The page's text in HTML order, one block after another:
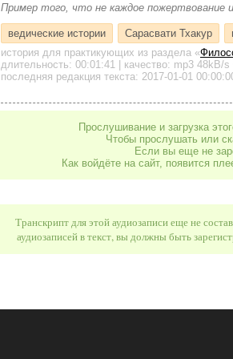
Пример того, что не каждое пожертвование
ведические истории Сарасвати Тхакур
история для практикующих из раздела «
длительность: 00:01:41 | качество: mp3 48kB/s
последняя редакция текста: 2017-01-01
Прослушивание и загрузка
Чтобы прослушать или
Если вы еще не
Как войдёте на сайт, появится
Транскрипт для этой аудиозаписи еще не
аудиозаписей в текст, вы должны быть